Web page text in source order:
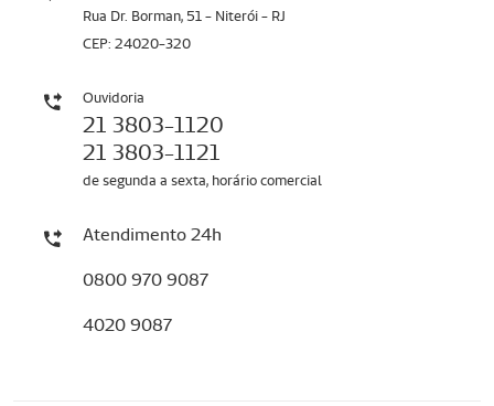
Rua Dr. Borman, 51 - Niterói - RJ
CEP: 24020-320
Ouvidoria
21 3803-1120
21 3803-1121
de segunda a sexta, horário comercial
Atendimento 24h
0800 970 9087
4020 9087